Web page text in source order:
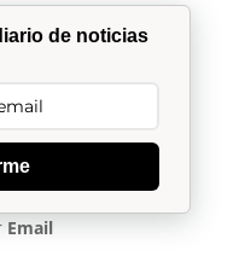
de noticias
Email